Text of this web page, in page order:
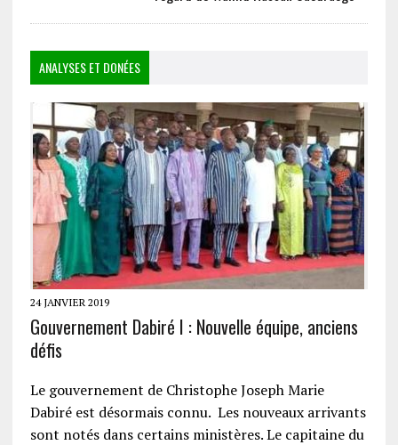
ANALYSES ET DONÉES
24 JANVIER 2019
Gouvernement Dabiré I : Nouvelle équipe, anciens
défis
Le gouvernement de Christophe Joseph Marie
Dabiré est désormais connu. Les nouveaux arrivants
sont notés dans certains ministères. Le capitaine du